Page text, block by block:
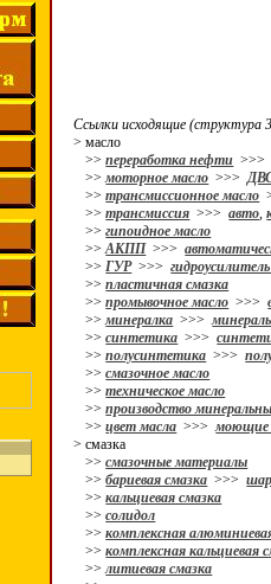
Ссылки исходящие (структура
> масло
>>переработка нефти
>>моторное масло >>>
>>трансмиссионное масло
>>трансмиссия >>>авто,
>>гипоидное масло
>>АКПП>>>
>>ГУР>>>
>>пластичная смазка
>>промывочное масло >>>
>>минералка >>>
>>синтетика >>>
>>полусинтетика >>>
>>смазочное масло
>>техническое масло
>>производство
>>цвет масла >>>моющие
> смазка
>>смазочные материалы
>>бариевая смазка >>>
>>кальциевая смазка
>>солидол
>>комплексная
>>комплексная кальциевая
>>литиевая смазка